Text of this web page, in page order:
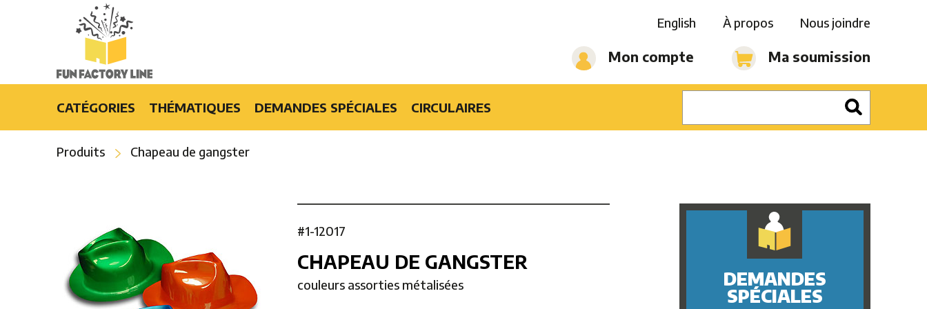
Nous joindre
À propos
English
Ma soumission
Mon compte
CATÉGORIES
Accessoires mode et cadeaux
Bars et restaurants
Effets spéciaux
THÉMATIQUES
Casino
Hawaïens
Hip-Hop
Hollywood
DEMANDES SPÉCIALES CIRCULAIRES
Produits Chapeau de gangster
#1-12017
CHAPEAU DE GANGSTER
couleurs assorties métalisées DEMANDES
SPÉCIALES